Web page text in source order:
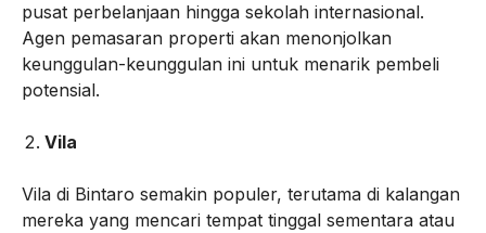
pusat perbelanjaan hingga sekolah internasional.
Agen pemasaran properti akan menonjolkan
keunggulan-keunggulan ini untuk menarik pembeli
potensial.
Vila
Vila di Bintaro semakin populer, terutama di kalangan
mereka yang mencari tempat tinggal sementara atau